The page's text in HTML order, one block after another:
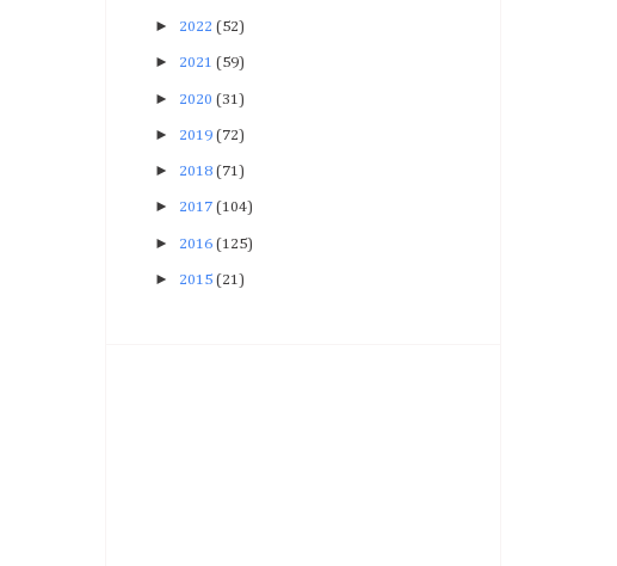
► 2022 (52)
► 2021 (59)
► 2020 (31)
► 2019 (72)
► 2018 (71)
► 2017 (104)
► 2016 (125)
► 2015 (21)